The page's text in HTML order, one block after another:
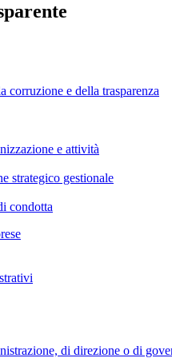
corruzione e della trasparenza
e attività
strategico gestionale
condotta
di direzione o di